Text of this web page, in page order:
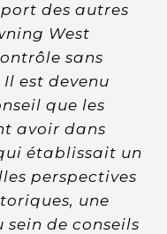
des autres
West
sans
est devenu
que les
avoir dans
établissait un
perspectives
une
de conseils